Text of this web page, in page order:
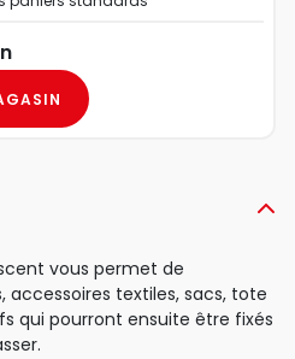
vous permet de
textiles, sacs, tote
qui pourront ensuite être fixés